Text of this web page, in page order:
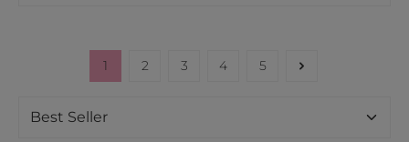
Seite
1 Seite
2 Seite
3 Seite
4 Seite
5